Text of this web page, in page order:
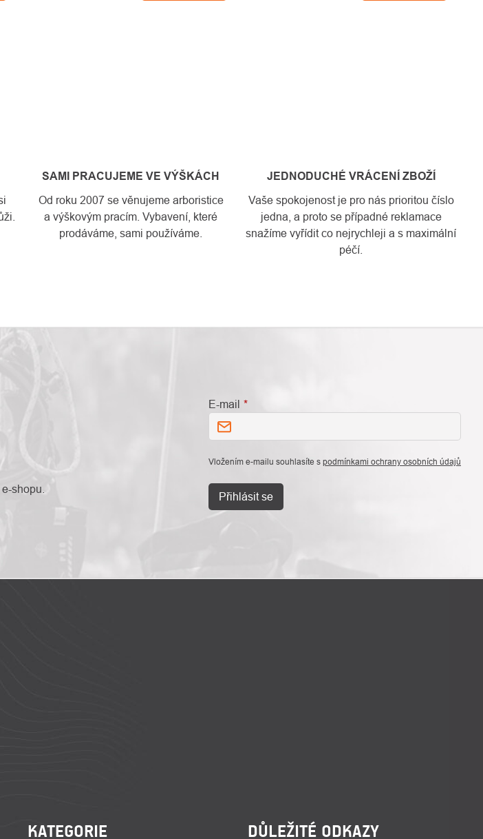
SAMI PRACUJEME VE VÝŠKÁCH
Od roku 2007 se věnujeme arboristice
a výškovým pracím. Vybavení, které
prodáváme, sami používáme.
JEDNODUCHÉ VRÁCENÍ ZBOŽÍ
Vaše spokojenost je pro nás prioritou číslo
jedna, a proto se případné reklamace
snažíme vyřídit co nejrychleji a s maximální
péčí.
shopu.
E-mail
Vložením e-mailu souhlasíte s podmínkami ochrany osobních údajů
Přihlásit se
KATEGORIE DŮLEŽITÉ ODKAZY